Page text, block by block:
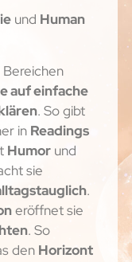
und Human
auf einfache
. So gibt
in Readings
Humorund
sie
.
eröffnet sie
. So
den Horizont